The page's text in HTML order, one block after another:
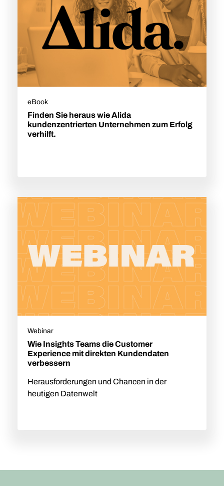
Webinar
Wie Insights Teams die Customer
Experience mit direkten Kundendaten
verbessern
Herausforderungen und Chancen in der
heutigen Datenwelt
eBook
Finden Sie heraus wie Alida
kundenzentrierten Unternehmen zum Erfolg
verhilft.